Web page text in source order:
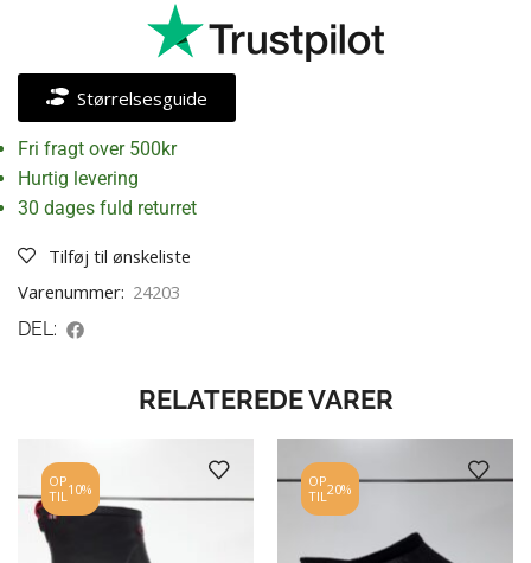
Størrelsesguide
Fri fragt over 500kr
Hurtig levering
30 dages fuld returret
Tilføj til ønskeliste
Varenummer: 24203
DEL:
RELATEREDE VARER
OP
TIL10%
OP
TIL20%